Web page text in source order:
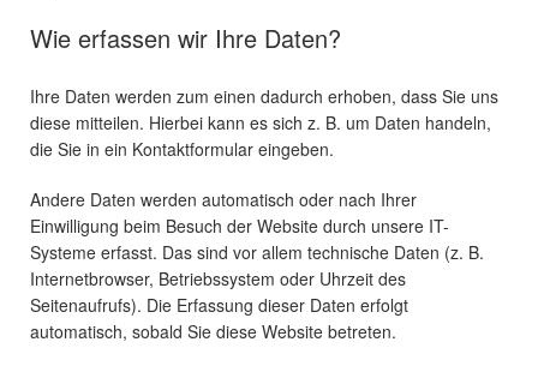
Wie erfassen wir Ihre Daten?
Ihre Daten werden zum einen dadurch erhoben, dass Sie uns
diese mitteilen. Hierbei kann es sich z. B. um Daten handeln,
die Sie in ein Kontaktformular eingeben.
Andere Daten werden automatisch oder nach Ihrer
Einwilligung beim Besuch der Website durch unsere IT-
Systeme erfasst. Das sind vor allem technische Daten (z. B.
Internetbrowser, Betriebssystem oder Uhrzeit des
Seitenaufrufs). Die Erfassung dieser Daten erfolgt
automatisch, sobald Sie diese Website betreten.